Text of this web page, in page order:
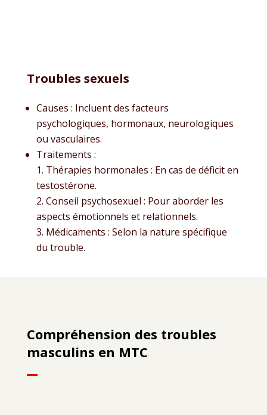
Troubles sexuels
Causes : Incluent des facteurs
psychologiques, hormonaux, neurologiques
ou vasculaires.
Traitements :
Thérapies hormonales : En cas de déficit en
testostérone.
Conseil psychosexuel : Pour aborder les
aspects émotionnels et relationnels.
Médicaments : Selon la nature spécifique
du trouble.
Compréhension des troubles
masculins en MTC